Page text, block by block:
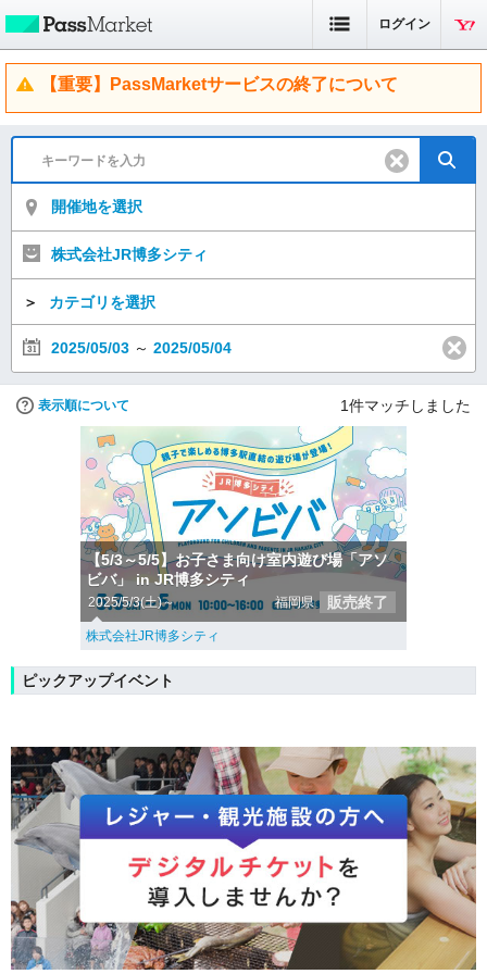
ログイン
【重要】PassMarketサービスの終了について
開催地を選択
株式会社JR博多シティ
＞ カテゴリを選択
2025/05/03 ～ 2025/05/04
表示順について 1件マッチしました
【5/3～5/5】お子さま向け室内遊び場「アソ
ビバ」 in JR博多シティ
2025/5/3(土)～ 福岡県 販売終了
株式会社JR博多シティ
ピックアップイベント